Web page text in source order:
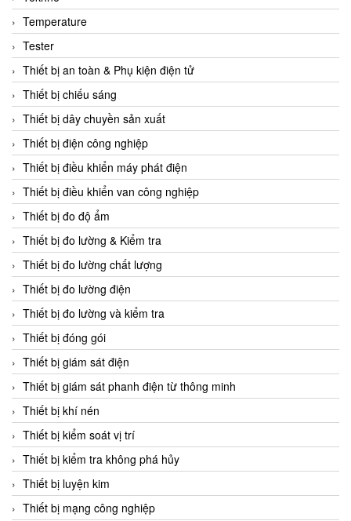
CCS
CD Automation
CEAG Sicherheitst
CEIA Vietnam
Celduc Vietnam
Cemb
Centec GmbH
CEQUBE
CHAUVIN ARNOUX
Checkline
Chino
Chiyoda Seiki
Chiyoda-Tsusho
Chongqing Huaneng
Chromalox
ChuanYi
CIC
Clage
Clake Fololo
Clark Cooper
CMC Ventilazione
Temperature
Tester
Thiết bị an toàn & Phụ kiện điện tử
Thiết bị chiếu sáng
Thiết bị dây chuyền sản xuất
Thiết bị điện công nghiệp
Thiết bị điều khiển máy phát điện
Thiết bị điều khiển van công nghiệp
Thiết bị đo độ ẩm
Thiết bị đo lường & Kiểm tra
Thiết bị đo lường chất lượng
Thiết bị đo lường điện
Thiết bị đo lường và kiểm tra
Thiết bị đóng gói
Thiết bị giám sát điện
Thiết bị giám sát phanh điện từ thông minh
Thiết bị khí nén
Thiết bị kiểm soát vị trí
Thiết bị kiểm tra không phá hủy
Thiết bị luyện kim
Thiết bị mạng công nghiệp